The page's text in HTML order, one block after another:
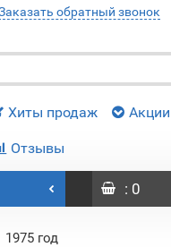
обратный звонок
Хиты продаж Акции
Отзывы
: 0
1975 год